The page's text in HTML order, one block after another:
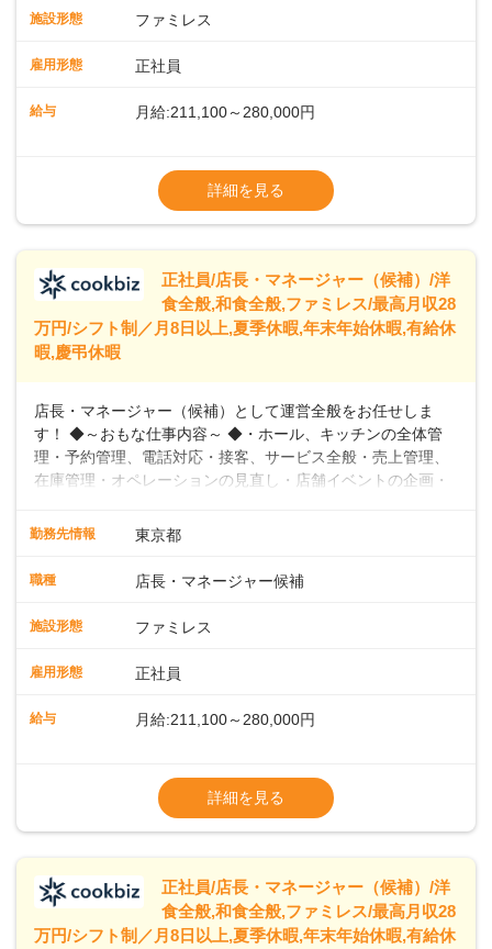
スタッフの働きやすさをサポートしています。配膳ロボット
や歩行数が約40%も削減されました！また、配膳ロボットに
なDX（デジタルトランスフォーメーション）の取り組みを進
います。私たちは、多様な働き方を提供し、ライフステージ
に合わせた柔軟な勤務時間や働きやすい環境を整えていま
います。
施設形態 ファミレス
雇用形態 正社員
給与 月給:211,100～280,000円
※残業代全額支給
※経験に応じて応相談①ナショナル社員：月
給245,800円～②エリア社員 ：月給
詳細を見る
正社員/店長・マネージャー（候補）/洋
食全般,和食全般,ファミレス/最高月収28
万円/シフト制／月8日以上,夏季休暇,年末年始休暇,有給休
暇,慶弔休暇
店長・マネージャー（候補）として運営全般をお任せしま
す！ ◆～おもな仕事内容～ ◆・ホール、キッチンの全体管
理・予約管理、電話対応・接客、サービス全般・売上管理、
在庫管理・オペレーションの見直し・店舗イベントの企画・
入社後はスキルに合わせた業務からお任せしますので、徐々
向上を目指すDX推進～ ◆すかいらーくのレストランでは、
スタッフの働きやすさをサポートしています。配膳ロボット
や歩行数が約40%も削減されました！また、配膳ロボットに
なDX（デジタルトランスフォーメーション）の取り組みを進
います。私たちは、多様な働き方を提供し、ライフステージ
に合わせた柔軟な勤務時間や働きやすい環境を整えていま
います。
勤務先情報 東京都
職種 店長・マネージャー候補
施設形態 ファミレス
雇用形態 正社員
給与 月給:211,100～280,000円
※残業代全額支給
※経験に応じて応相談①ナショナル社員：月
給245,800円～②エリア社員 ：月給
詳細を見る
正社員/店長・マネージャー（候補）/洋
食全般,和食全般,ファミレス/最高月収28
万円/シフト制／月8日以上,夏季休暇,年末年始休暇,有給休